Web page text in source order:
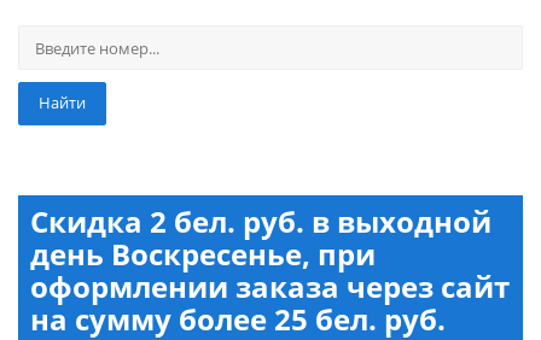
Найти
Скидка 2 бел. руб. в выходной
день Воскресенье, при
оформлении заказа через сайт
на сумму более 25 бел. руб.